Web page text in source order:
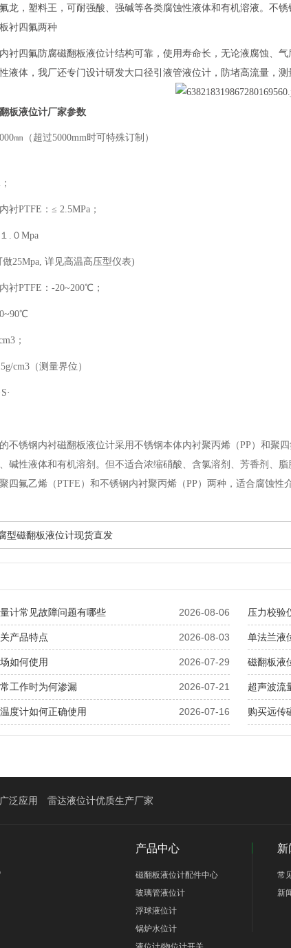
龙，塑料王，可耐强酸、强碱等各类腐蚀性液体和有机溶液。不
衬四氟两种
衬四氟防腐磁翻板液位计结构可靠，使用寿命长，无论液腐蚀、
液体，我厂还专门设计研发大口径引液管液位计，防堵高流量，测
板液位计厂家参数
：300～5000㎜（超过
：不锈钢内衬PTFE：≤
.０Mpa
高压力可做25Mpa, 详见高
衬PTFE：-20~200℃；
内衬PP：-
；
差：≥.0.15g/cm3（测量
不锈钢内衬磁翻板液位计采用不锈钢本体内衬聚丙烯（PP）和聚
碱性液体和有机溶剂。但不适合浓缩硝酸、含氯溶剂、芳香剂、
四氟乙烯（PTFE）和不锈钢内衬聚丙烯（PP）两种，适合腐蚀性
型磁翻板液位计现货直发
2026-08-06
计常见故障问题有哪些 压力校验
2026-08-03
产品特点 单法兰液
2026-07-29
如何使用 磁翻板液
2026-07-21
工作时为何渗漏 超声波流
2026-07-16
度计如何正确使用 购买远传
泛应用 雷达液位计优质生产厂家
产品中心
磁翻板液位计配件中心
玻璃管液位计
浮球液位计
锅炉水位计
新
常
新